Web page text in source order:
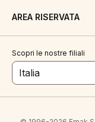
AREA RISERVATA
Scopri le nostre filiali
Italia